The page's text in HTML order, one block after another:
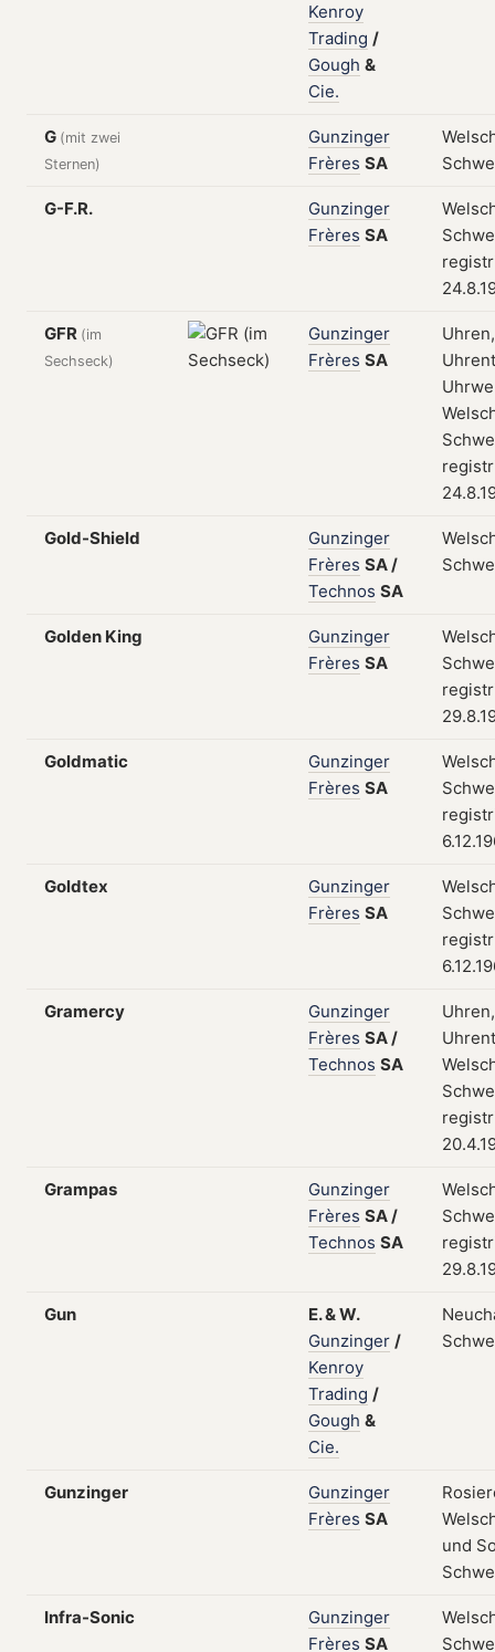
Kenroy
Trading /
Gough &
Cie.
G (mit zwei
Sternen)
Gunzinger
Frères SA
G-F.R.
Gunzinger
Frères SA
GFR (im
Sechseck)
Gunzinger
Frères SA
Uhren,
Gold-Shield
Gunzinger
Frères SA/
Technos SA
Golden King
Gunzinger
Frères SA
Goldmatic
Gunzinger
Frères SA
Goldtex
Gunzinger
Frères SA
Gramercy
Gunzinger
Frères SA/
Technos SA
Uhren,
Grampas
Gunzinger
Frères SA/
Technos SA
Gun E.&W.
Gunzinger /
Kenroy
Trading /
Gough &
Cie.
Gunzinger
Gunzinger
Frères SA
und
Infra-Sonic
Gunzinger
Frères SA